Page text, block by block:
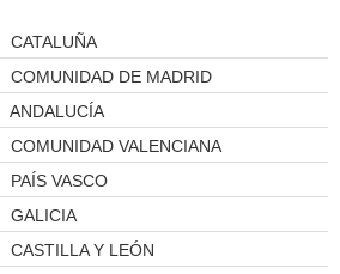
CATALUÑA
COMUNIDAD DE MADRID
ANDALUCÍA
COMUNIDAD VALENCIANA
PAÍS VASCO
GALICIA
CASTILLA Y LEÓN